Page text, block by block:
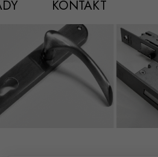
KONTAKT